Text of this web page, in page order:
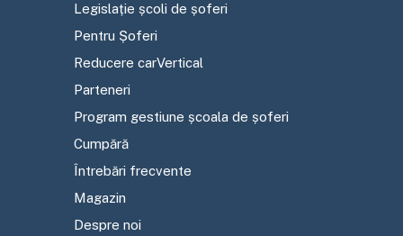
Legislație școli de șoferi
Pentru Șoferi
Reducere carVertical
Parteneri
Program gestiune școala de șoferi
Cumpără
Întrebări frecvente
Magazin
Despre noi